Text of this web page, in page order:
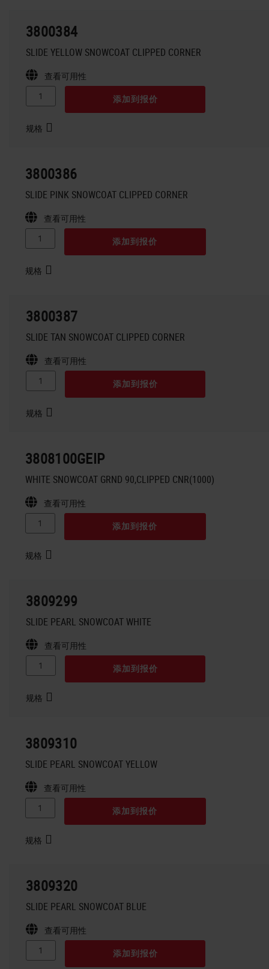
3800384
SLIDE YELLOW SNOWCOAT CLIPPED CORNER
查看可用性
添加到报价
规格
3800386
SLIDE PINK SNOWCOAT CLIPPED CORNER
查看可用性
添加到报价
规格
3800387
SLIDE TAN SNOWCOAT CLIPPED CORNER
查看可用性
添加到报价
规格
3808100GEIP
WHITE SNOWCOAT GRND 90,CLIPPED CNR(1000)
查看可用性
添加到报价
规格
3809299
SLIDE PEARL SNOWCOAT WHITE
查看可用性
添加到报价
规格
3809310
SLIDE PEARL SNOWCOAT YELLOW
查看可用性
添加到报价
规格
3809320
SLIDE PEARL SNOWCOAT BLUE
查看可用性
添加到报价